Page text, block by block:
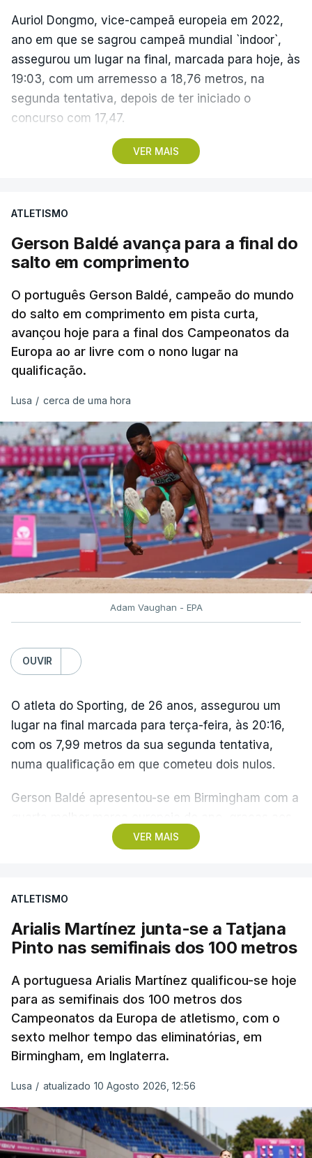
VER MAIS
Auriol Dongmo, vice-campeã europeia em 2022,
ano em que se sagrou campeã mundial `indoor`,
assegurou um lugar na final, marcada para hoje, às
19:03, com um arremesso a 18,76 metros, na
segunda tentativa, depois de ter iniciado o
concurso com 17,47.
A sua companheira no Sporting Jessica Inchude
centímetros da marca de apuramento direto logo
nulo.
assegurou um dos 12 lugares na final, com os 17,62
do primeiro ensaio, que não conseguiu melhorar
nas outras duas tentativas (17,60 e 17,47).
Dongmo terminou a qualificação com a terceira
melhor marca, apenas atrás da alemã Yemisi
Jessica Schilder, que lançaram a 19,25 e 19
metros, respetivamente, enquanto Inchude foi
sexta.
TÓPICOS
Auriol Dongmo Jessica Inchude,Atletismo
ATLETISMO
Gerson Baldé avança para a final do
salto em comprimento
O português Gerson Baldé, campeão do mundo
do salto em comprimento em pista curta,
avançou hoje para a final dos Campeonatos da
Europa ao ar livre com o nono lugar na
qualificação.
Lusa / cerca de uma hora
Adam Vaughan - EPA
OUVIR
VER MAIS
O atleta do Sporting, de 26 anos, assegurou um
lugar na final marcada para terça-feira, às 20:16,
com os 7,99 metros da sua segunda tentativa,
numa qualificação em que cometeu dois nulos.
Gerson Baldé apresentou-se em Birmingham com a
8,46 metros alcançados em Torun2026, quando
conseguir melhorar os 7,73 do seu primeiro ensaio,
numa qualificação liderada pelo também italiano
O últimorepescado para a final foi o checo Petr
Meindlschmid, com 7,91.
O melhor resultado português de sempre no
lugar alcançado por Álvaro Dias, em Bruxelas1950.
TÓPICOS
Francesco Ettore Inzoli,Petr Meindlschmid,
ATLETISMO
Arialis Martínez junta-se a Tatjana
Pinto nas semifinais dos 100 metros
A portuguesa Arialis Martínez qualificou-se hoje
para as semifinais dos 100 metros dos
Campeonatos da Europa de atletismo, com o
sexto melhor tempo das eliminatórias, em
Birmingham, em Inglaterra.
Lusa / atualizado 10 Agosto 2026, 12:56